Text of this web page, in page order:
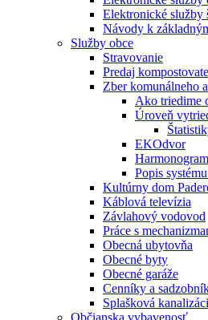
Elektronické služby
Návody k
Služby obce
Stravovanie
Predaj
Zber komunálneho
Ako triedime
Úroveň
EKOdvor
Popis
Kultúrny dom
Káblová televízia
Závlahový vodovod
Práce s
Obecná ubytovňa
Obecné byty
Obecné garáže
Cenníky a
Splašková
Občianska vybavenosť